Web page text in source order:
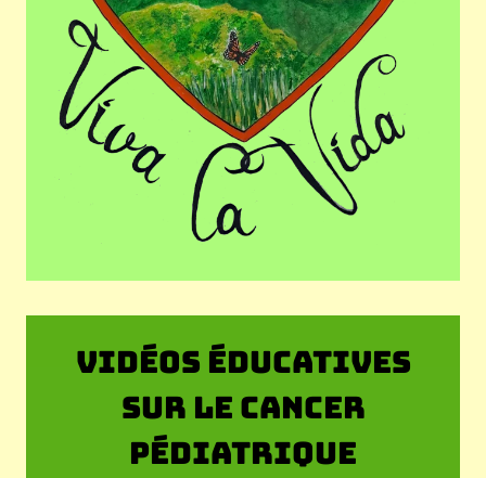
VIDÉOS ÉDUCATIVES
SUR LE CANCER
PÉDIATRIQUE